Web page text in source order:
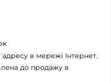
в мережі Інтернет.
​​до продажу в